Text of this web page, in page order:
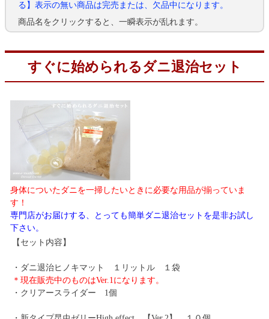
る】表示の無い商品は完売または、欠品中になります。
商品名をクリックすると、一瞬表示が乱れます。
すぐに始められるダニ退治セット
身体についたダニを一掃したいときに必要な用品が揃っていま
す！
専門店がお届けする、とっても簡単ダニ退治セットを是非お試し
下さい。
【セット内容】
・ダニ退治ヒノキマット １リットル １袋
＊現在販売中のものはVer.1になります。
・クリアースライダー 1個